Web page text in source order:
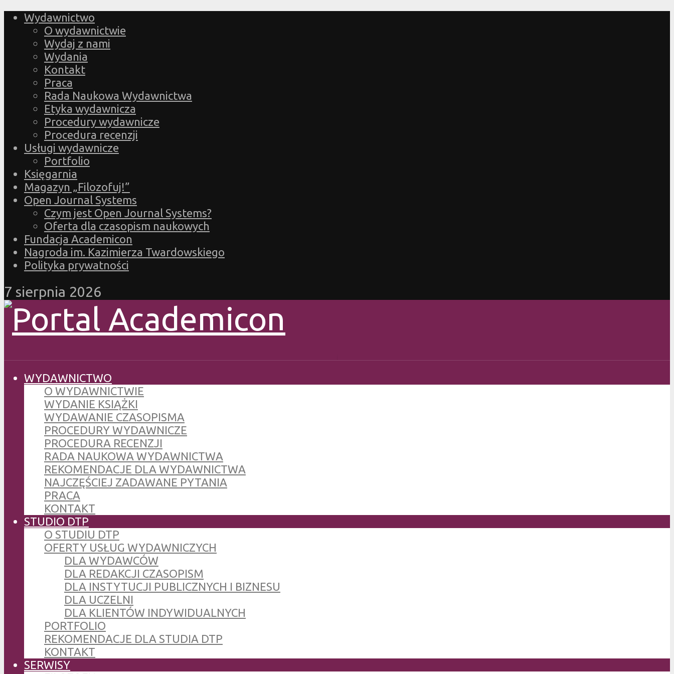
Wydawnictwo
O wydawnictwie
Wydaj z nami
Wydania
Kontakt
Praca
Rada Naukowa Wydawnictwa
Etyka wydawnicza
Procedury wydawnicze
Procedura recenzji
Usługi wydawnicze
Portfolio
Księgarnia
Magazyn „Filozofuj!”
Open Journal Systems
Czym jest Open Journal Systems?
Oferta dla czasopism naukowych
Fundacja Academicon
Nagroda im. Kazimierza Twardowskiego
Polityka prywatności
7 sierpnia 2026
WYDAWNICTWO
O WYDAWNICTWIE
WYDANIE KSIĄŻKI
WYDAWANIE CZASOPISMA
PROCEDURY WYDAWNICZE
PROCEDURA RECENZJI
RADA NAUKOWA WYDAWNICTWA
REKOMENDACJE DLA WYDAWNICTWA
NAJCZĘŚCIEJ ZADAWANE PYTANIA
PRACA
KONTAKT
STUDIO DTP
O STUDIU DTP
OFERTY USŁUG WYDAWNICZYCH
DLA WYDAWCÓW
DLA REDAKCJI CZASOPISM
DLA INSTYTUCJI PUBLICZNYCH I BIZNESU
DLA UCZELNI
DLA KLIENTÓW INDYWIDUALNYCH
PORTFOLIO
REKOMENDACJE DLA STUDIA DTP
KONTAKT
SERWISY